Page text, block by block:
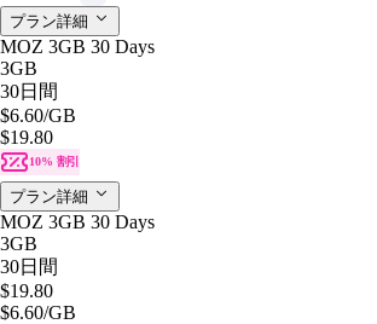
プラン詳細
MOZ 3GB 30 Days
3GB
30日間
$6.60/GB
$19.80
10% 割引
プラン詳細
MOZ 3GB 30 Days
3GB
30日間
$19.80
$6.60/GB